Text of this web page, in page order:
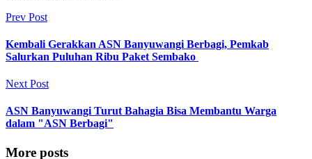
Prev Post
Kembali Gerakkan ASN Banyuwangi Berbagi, Pemkab
Salurkan Puluhan Ribu Paket Sembako
Next Post
ASN Banyuwangi Turut Bahagia Bisa Membantu Warga
dalam "ASN Berbagi"
More posts